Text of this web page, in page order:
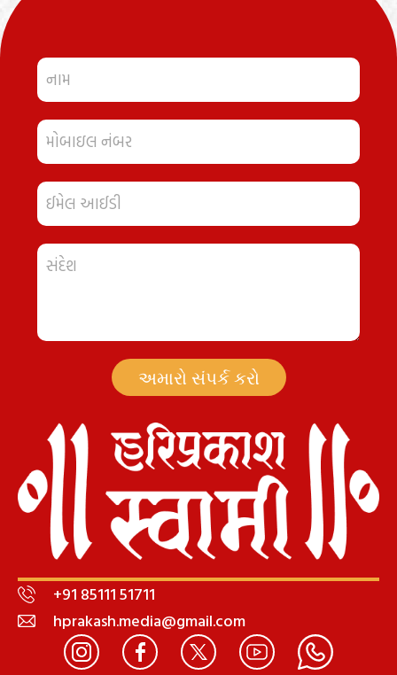
અમારો સંપર્ક કરો
+91 85111 51711
hprakash.media@gmail.com